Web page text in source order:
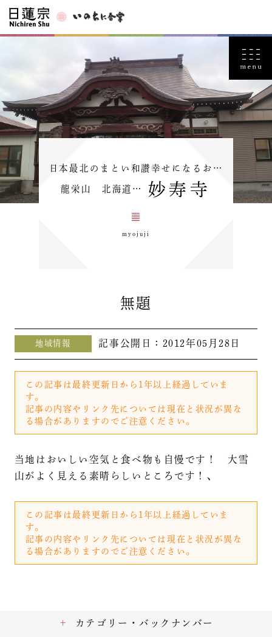
日本最北のまとい和讃幸せになるお…
龍栄山 北海道… 妙寿寺
myojuji
無題
地域情報 記事公開日： 2012年05月28日
この記事は最終更新日から1年以上経過していま
す。
記事の内容やリンク先については現在と状況が異な
る場合がありますのでご注意ください。
当地はおいしい空気と食べ物も自慢です！ 大雪
山がよく見える素晴らしいところです！、
この記事は最終更新日から1年以上経過していま
す。
記事の内容やリンク先については現在と状況が異な
る場合がありますのでご注意ください。
カテゴリー・バックナンバー